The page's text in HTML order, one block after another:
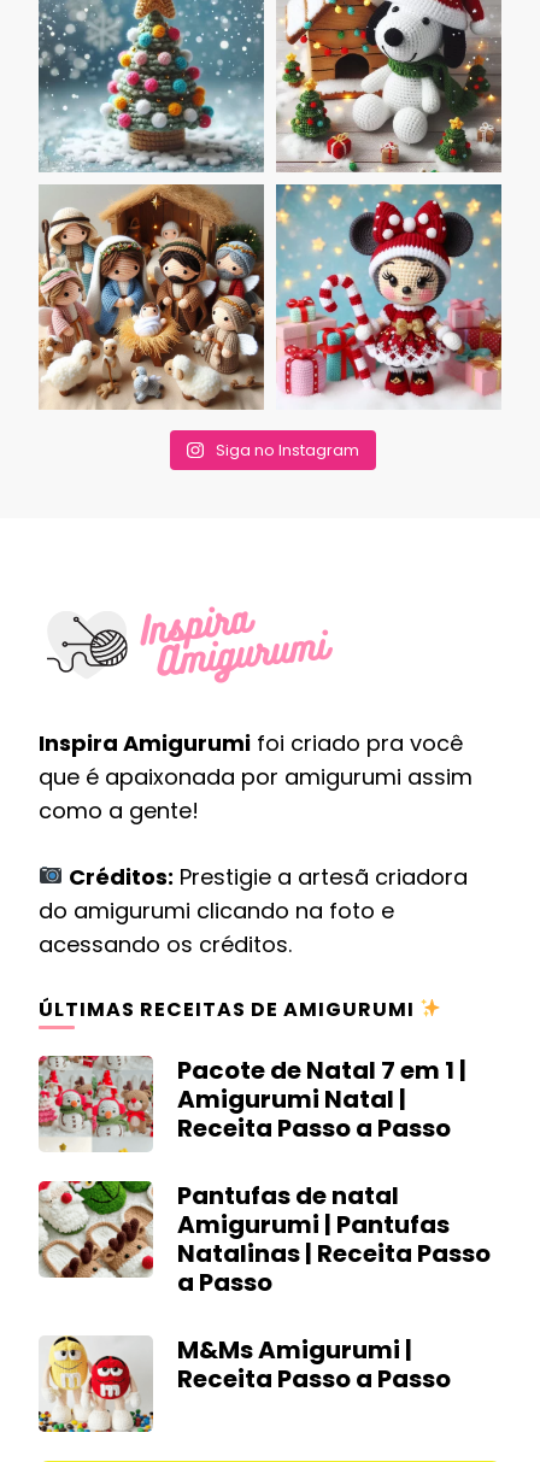
Siga no Instagram
Inspira Amigurumi foi criado pra você
que é apaixonada por amigurumi assim
como a gente!
Créditos: Prestigie a artesã criadora
do amigurumi clicando na foto e
acessando os créditos.
ÚLTIMAS RECEITAS DE AMIGURUMI
Pacote de Natal 7 em 1 |
Amigurumi Natal |
Receita Passo a Passo
Pantufas de natal
Amigurumi | Pantufas
Natalinas | Receita Passo
a Passo
M&Ms Amigurumi |
Receita Passo a Passo